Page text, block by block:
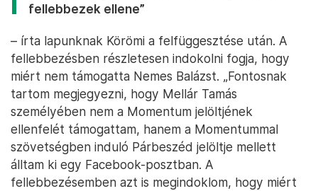
fellebbezek ellene”
– írta lapunknak Körömi a felfüggesztése után. A
fellebbezésben részletesen indokolni fogja, hogy
miért nem támogatta Nemes Balázst. „Fontosnak
tartom megjegyezni, hogy Mellár Tamás
személyében nem a Momentum jelöltjének
ellenfelét támogattam, hanem a Momentummal
szövetségben induló Párbeszéd jelöltje mellett
álltam ki egy Facebook-posztban. A
fellebbezésemben azt is megindoklom, hogy miért